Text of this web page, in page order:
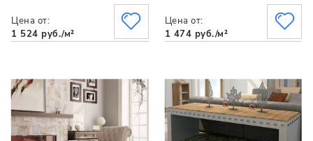
Цена от:
1 524 руб./м²
Цена от:
1 474 руб./м²